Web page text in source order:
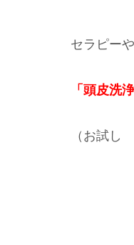
セラピー
「頭皮洗浄
（お試